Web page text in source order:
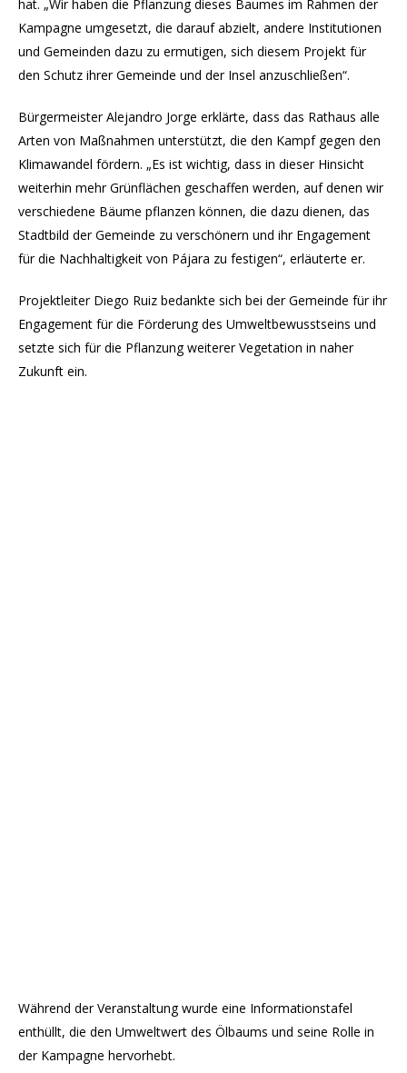
hat. „Wir haben die Pflanzung dieses Baumes im Rahmen der
Kampagne umgesetzt, die darauf abzielt, andere Institutionen
und Gemeinden dazu zu ermutigen, sich diesem Projekt für
den Schutz ihrer Gemeinde und der Insel anzuschließen“.
Bürgermeister Alejandro Jorge erklärte, dass das Rathaus alle
Arten von Maßnahmen unterstützt, die den Kampf gegen den
Klimawandel fördern. „Es ist wichtig, dass in dieser Hinsicht
weiterhin mehr Grünflächen geschaffen werden, auf denen wir
verschiedene Bäume pflanzen können, die dazu dienen, das
Stadtbild der Gemeinde zu verschönern und ihr Engagement
für die Nachhaltigkeit von Pájara zu festigen“, erläuterte er.
Projektleiter Diego Ruiz bedankte sich bei der Gemeinde für ihr
Engagement für die Förderung des Umweltbewusstseins und
setzte sich für die Pflanzung weiterer Vegetation in naher
Zukunft ein.
Während der Veranstaltung wurde eine Informationstafel
enthüllt, die den Umweltwert des Ölbaums und seine Rolle in
der Kampagne hervorhebt.